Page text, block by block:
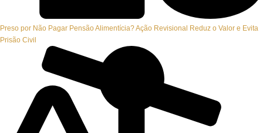
Preso por Não Pagar Pensão Alimentícia? Ação Revisional Reduz o Valor e Evita
Prisão Civil